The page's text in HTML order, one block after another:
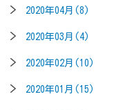
2020年04月(8)
2020年03月(4)
2020年02月(10)
2020年01月(15)